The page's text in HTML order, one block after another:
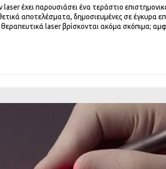
έχει παρουσιάσει ένα τεράστιο
αποτελέσματα, δημοσιευμένες σε έγκυρα
laser βρίσκονται ακόμα σκόπιμα;
Laser